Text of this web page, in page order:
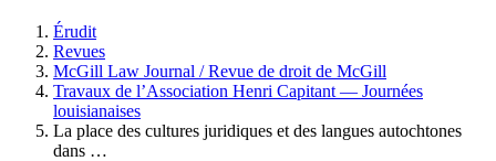
Érudit
Revues
McGill Law Journal / Revue de droit de McGill
Travaux de l’Association Henri Capitant — Journées
louisianaises
La place des cultures juridiques et des langues autochtones
dans …